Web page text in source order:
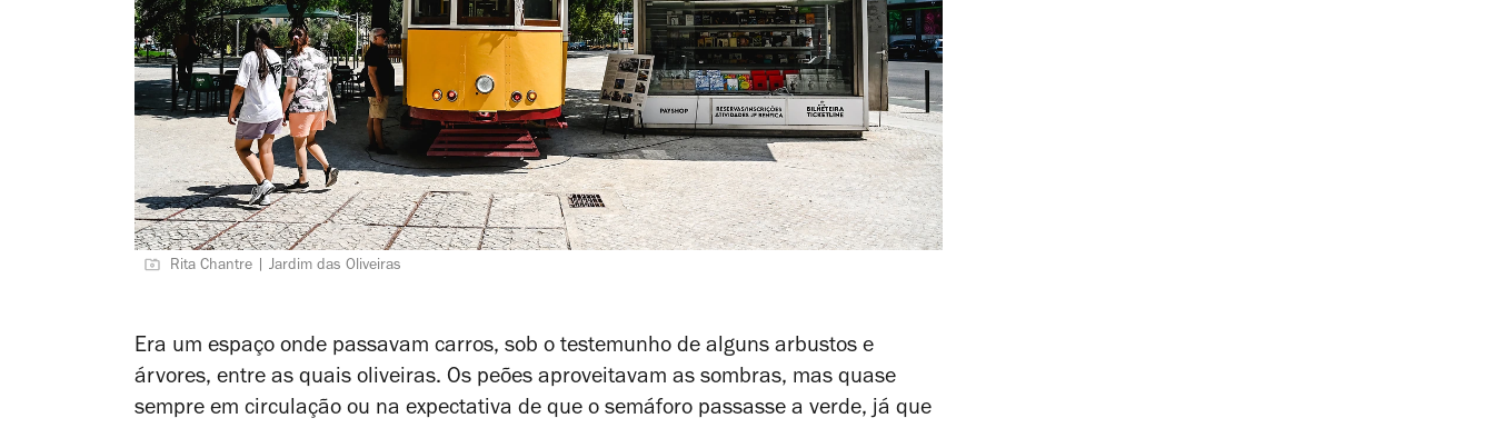
Rita Chantre | Jardim das Oliveiras
Era um espaço onde passavam carros, sob o testemunho de alguns arbustos e
árvores, entre as quais oliveiras. Os peões aproveitavam as sombras, mas quase
sempre em circulação ou na expectativa de que o semáforo passasse a verde, já que